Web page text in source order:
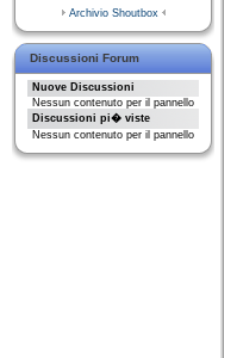
Archivio Shoutbox
Discussioni Forum
Nuove Discussioni
Nessun contenuto per il pannello
Discussioni pi� viste
Nessun contenuto per il pannello